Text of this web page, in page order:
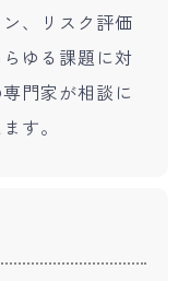
、リスク評価
ゆる課題に対
門家が相談に
す。